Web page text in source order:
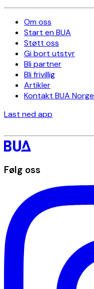
Om oss
Start en BUA
Støtt oss
Gi bort utstyr
Bli partner
Bli frivillig
Artikler
Kontakt BUA Norge
Last ned app
Følg oss